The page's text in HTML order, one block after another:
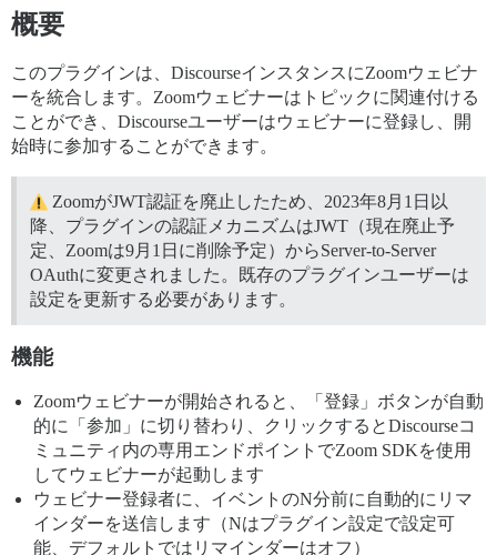
概要
このプラグインは、DiscourseインスタンスにZoomウェビナ
ーを統合します。Zoomウェビナーはトピックに関連付ける
ことができ、Discourseユーザーはウェビナーに登録し、開
始時に参加することができます。
ZoomがJWT認証を廃止したため、2023年8月1日以
降、プラグインの認証メカニズムはJWT（現在廃止予
定、Zoomは9月1日に削除予定）からServer-to-Server
OAuthに変更されました。既存のプラグインユーザーは
設定を更新する必要があります。
機能
Zoomウェビナーが開始されると、「登録」ボタンが自動
的に「参加」に切り替わり、クリックするとDiscourseコ
ミュニティ内の専用エンドポイントでZoom SDKを使用
してウェビナーが起動します
ウェビナー登録者に、イベントのN分前に自動的にリマ
インダーを送信します（Nはプラグイン設定で設定可
能、デフォルトではリマインダーはオフ）